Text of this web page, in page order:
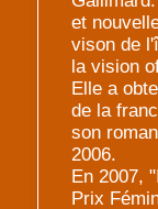
et
vison de
la vision
Elle a
de la
son
2006.
En 2007,
Prix